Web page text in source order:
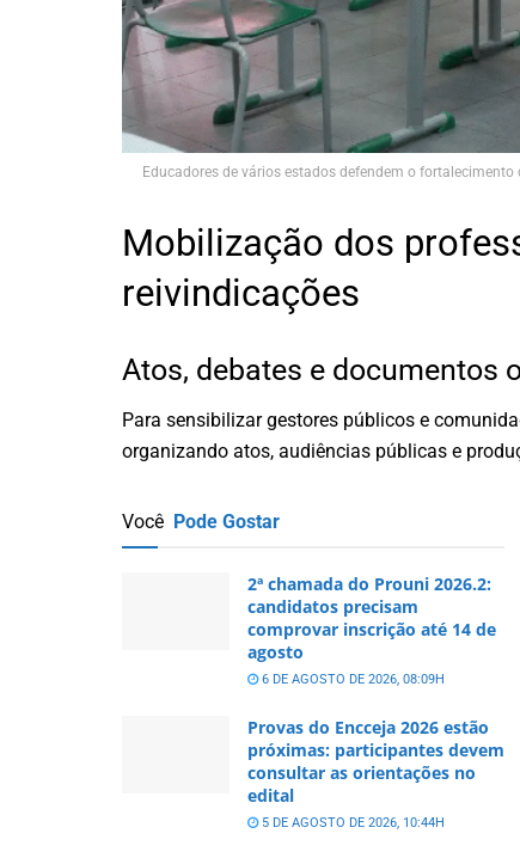
Educadores de vários estados defendem o
Mobilização dos
reivindicações
Atos, debates e documentos
Para sensibilizar gestores públicos e
organizando atos, audiências públicas e
Você Pode Gostar
2ª chamada do Prouni 2026.2:
candidatos precisam
comprovar inscrição até 14 de
agosto
6 DE AGOSTO DE 2026, 08:09H
Provas do Encceja 2026 estão
próximas: participantes devem
consultar as orientações no
edital
5 DE AGOSTO DE 2026, 10:44H